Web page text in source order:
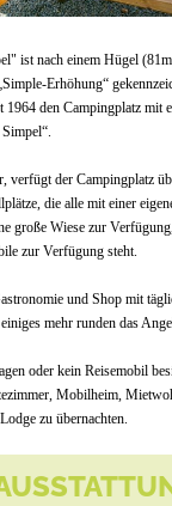
ist nach einem Hügel
Erhöhung“
den Campingplatz mit
verfügt der Campingplatz
die alle mit einer
große Wiese zur
zur Verfügung steht.
und Shop mit
mehr runden das
oder kein Reisemobil
Mobilheim,
zu übernachten.